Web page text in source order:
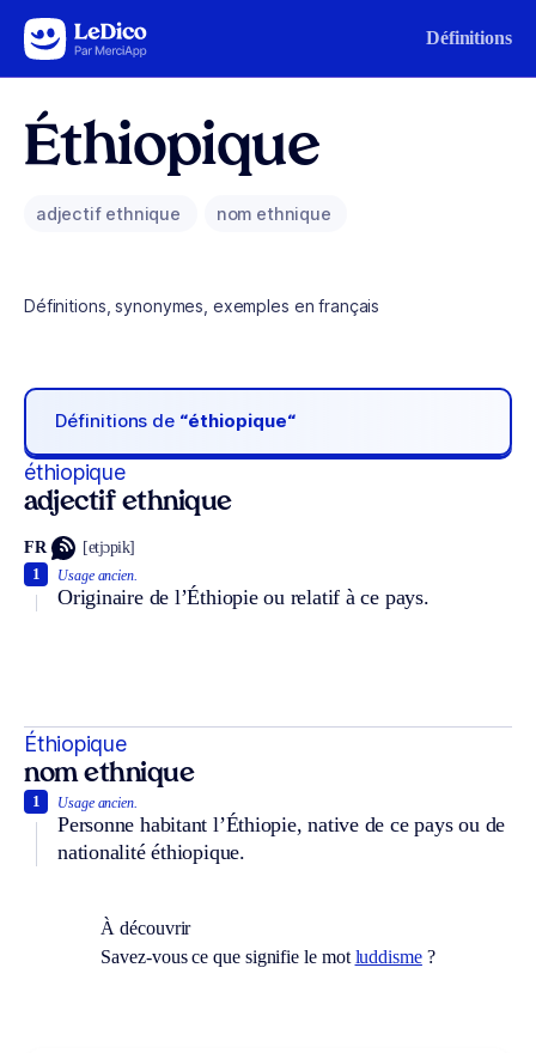
Aller au contenu Définitions
Éthiopique
adjectif ethnique nom ethnique
Définitions, synonymes, exemples en français
Définitions de “éthiopique“
éthiopique
adjectif ethnique
FR [etjɔpik]
Usage ancien.
Originaire de l’Éthiopie ou relatif à ce pays.
1
Éthiopique
nom ethnique
Usage ancien.
Personne habitant l’Éthiopie, native de ce pays ou de
nationalité éthiopique.
1
À découvrir
Savez-vous ce que signifie le mot luddisme?